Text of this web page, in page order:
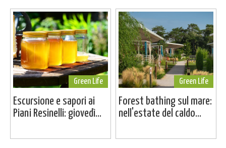
Green Life
Escursione e sapori ai
Piani Resinelli: giovedì...
Green Life
Forest bathing sul mare:
nell'estate del caldo...